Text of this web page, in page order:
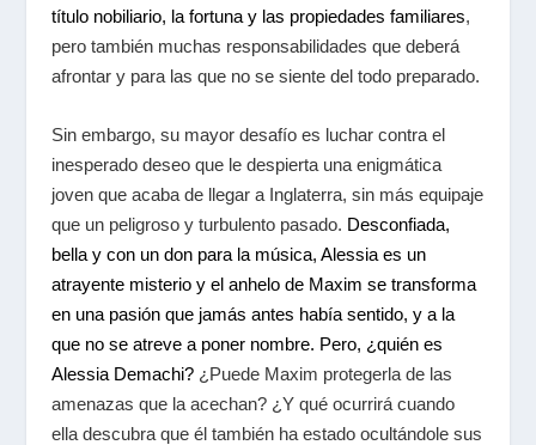
título nobiliario, la fortuna y las propiedades familiares,
pero también muchas responsabilidades que deberá
afrontar y para las que no se siente del todo preparado.
Sin embargo, su mayor desafío es luchar contra el
inesperado deseo que le despierta una enigmática
joven que acaba de llegar a Inglaterra, sin más equipaje
que un peligroso y turbulento pasado. Desconfiada,
bella y con un don para la música, Alessia es un
atrayente misterio y el anhelo de Maxim se transforma
en una pasión que jamás antes había sentido, y a la
que no se atreve a poner nombre. Pero, ¿quién es
Alessia Demachi?¿Puede Maxim protegerla de las
amenazas que la acechan? ¿Y qué ocurrirá cuando
ella descubra que él también ha estado ocultándole sus